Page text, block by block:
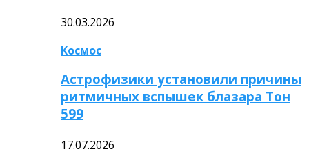
30.03.2026
Космос
Астрофизики установили причины
ритмичных вспышек блазара Тон
599
17.07.2026